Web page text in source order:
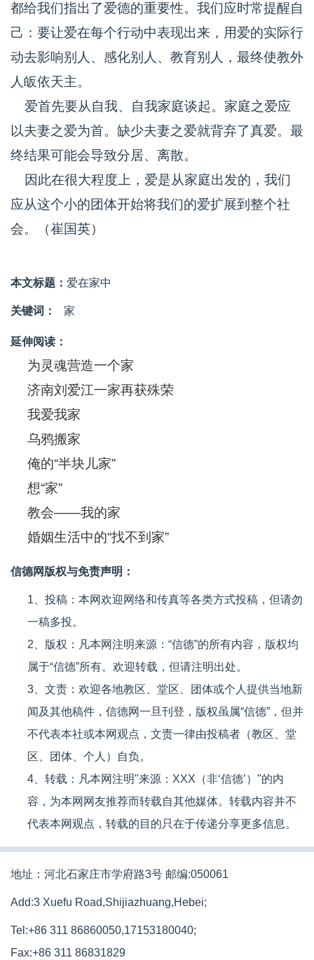
都给我们指出了爱德的重要性。我们应时常提醒自
己：要让爱在每个行动中表现出来，用爱的实际行
动去影响别人、感化别人、教育别人，最终使教外
人皈依天主。
爱首先要从自我、自我家庭谈起。家庭之爱应
以夫妻之爱为首。缺少夫妻之爱就背弃了真爱。最
终结果可能会导致分居、离散。
因此在很大程度上，爱是从家庭出发的，我们
应从这个小的团体开始将我们的爱扩展到整个社
会。（崔国英）
本文标题： 爱在家中
关键词： 家
延伸阅读：
为灵魂营造一个家
济南刘爱江一家再获殊荣
我爱我家
乌鸦搬家
俺的“半块儿家”
想“家”
教会——我的家
婚姻生活中的“找不到家”
信德网版权与免责声明：
1、投稿：本网欢迎网络和传真等各类方式投稿，但请勿
一稿多投。
2、版权：凡本网注明来源：“信德”的所有内容，版权均
属于“信德”所有。欢迎转载，但请注明出处。
3、文责：欢迎各地教区、堂区、团体或个人提供当地新
闻及其他稿件，信德网一旦刊登，版权虽属“信德”，但并
不代表本社或本网观点，文责一律由投稿者（教区、堂
区、团体、个人）自负。
4、转载：凡本网注明"来源：XXX（非‘信德’）"的内
容，为本网网友推荐而转载自其他媒体。转载内容并不
代表本网观点，转载的目的只在于传递分享更多信息。
地址：河北石家庄市学府路3号 邮编:050061
Add:3 Xuefu Road,Shijiazhuang,Hebei;
Tel:+86 311 86860050,17153180040;
Fax:+86 311 86831829